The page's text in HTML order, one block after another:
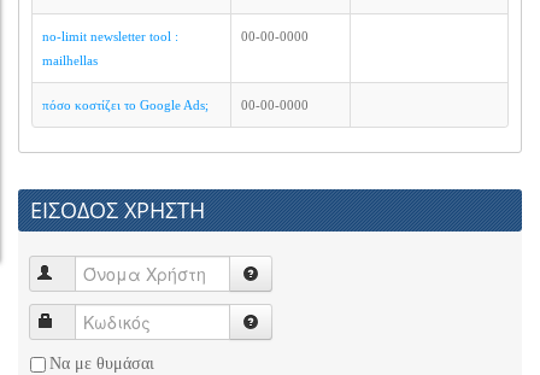
no-limit newsletter tool :
mailhellas
00-00-0000
πόσο κοστίζει το Google Ads; 00-00-0000
ΕΙΣΟΔΟΣ ΧΡΗΣΤΗ
Να με θυμάσαι